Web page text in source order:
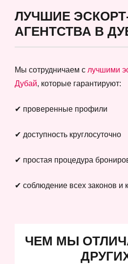
ЛУЧШИЕ
АГЕНТСТВА В
Мы сотрудничаем с лучшими
Дубай, которые гарантируют:
✔ проверенные профили
✔ доступность круглосуточно
✔ простая процедура
✔ соблюдение всех законов и
ЧЕМ МЫ